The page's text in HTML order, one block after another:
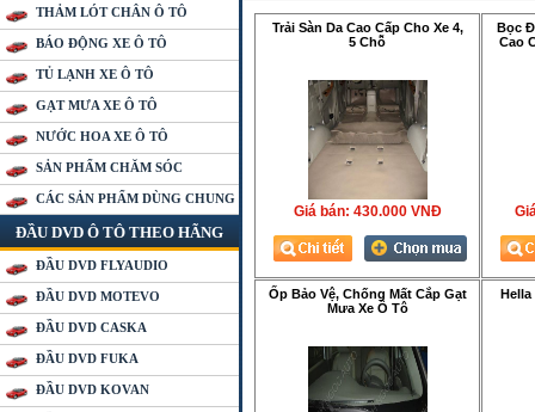
THẢM LÓT CHÂN Ô TÔ
BÁO ĐỘNG XE Ô TÔ
TỦ LẠNH XE Ô TÔ
GẠT MƯA XE Ô TÔ
NƯỚC HOA XE Ô TÔ
SẢN PHẨM CHĂM SÓC
CÁC SẢN PHẨM DÙNG CHUNG
ĐẦU DVD Ô TÔ THEO HÃNG
ĐẦU DVD FLYAUDIO
ĐẦU DVD MOTEVO
ĐẦU DVD CASKA
ĐẦU DVD FUKA
ĐẦU DVD KOVAN
Trải Sàn Da Cao Cấp Cho Xe 4,
5 Chỗ
Giá bán: 430.000 VNÐ
Bọc
Cao
Ốp Bảo Vệ, Chống Mất Cắp Gạt
Mưa Xe Ô Tô
Hella